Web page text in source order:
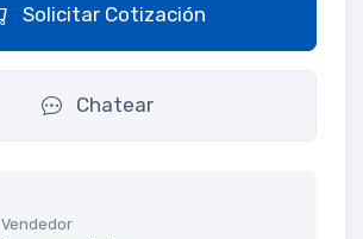
Solicitar Cotización
Chatear
Vendedor